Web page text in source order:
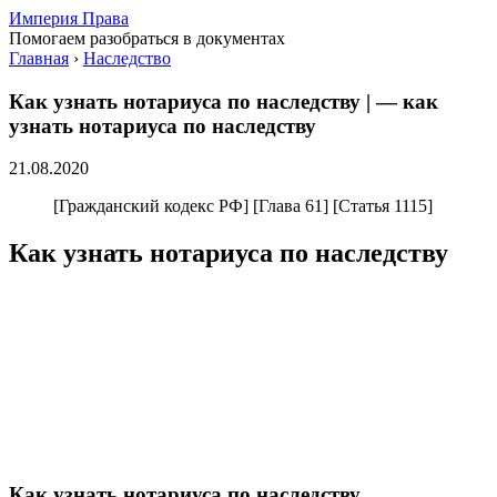
Империя Права
Помогаем разобраться в документах
Главная › Наследство
Как узнать нотариуса по наследству | — как
узнать нотариуса по наследству
21.08.2020
[Гражданский кодекс РФ] [Глава 61] [Статья 1115]
Как узнать нотариуса по наследству